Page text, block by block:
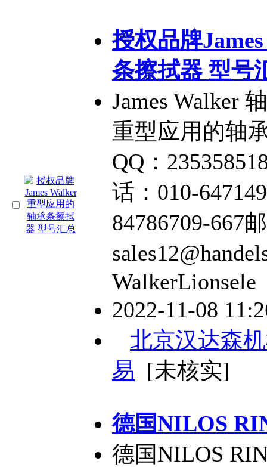
授权品牌
条擦拭器 型号
James Walker
重型应用的轴
QQ：
话：010-
84786709-667
WalkerLionsele
2022-11-08
北京汉达森
易 [未核实]
德国NILOS
德国NILOS